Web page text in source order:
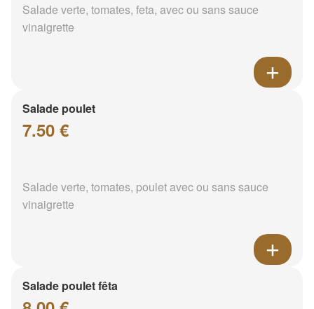
Salade verte, tomates, feta, avec ou sans sauce
vinaigrette
Salade poulet
7.50 €
Salade verte, tomates, poulet avec ou sans sauce
vinaigrette
Salade poulet fêta